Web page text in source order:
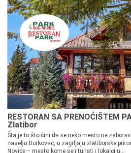
RESTORAN SA PRENOĆIŠTEM
Zlatibor
Šta je to što čini da se neko mesto ne
naselju Đurkovac, u zagrljaju zlatiborske
Novice – mesto kome se i turisti i lokalci u...